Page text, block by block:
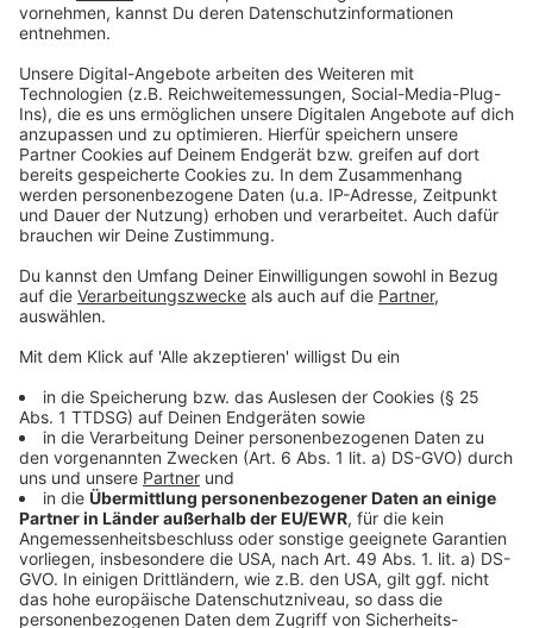
Goebel, Dietmar Hemsath, Prof. Dr. Rainer Schwarz, Dr.
Anzeige
Klimaneutralität bis 2030
Anzeige
Mehr Flüge heißt aber auch: Mehr CO2, das täglich in
FMO bereits einige Maßnahmen getroffen – zum
Beispiel setzt der Flughafen auf E-Mobilität und
erneuerbare Energien. Seit 2010 sind die CO2-
Emissionen schon um mehr als 90 Prozent
zurückgegangen, sagte Prof. Dr. Rainer Schwarz. Ziel
ist die Klimaneutralität des Flughafens bis 2030.
Anzeige